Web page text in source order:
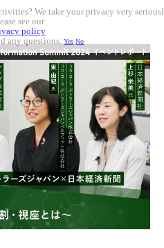
We take your privacy very
see our
policy
any questions.Yes No